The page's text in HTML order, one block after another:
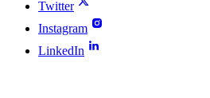
Twitter
Instagram
LinkedIn